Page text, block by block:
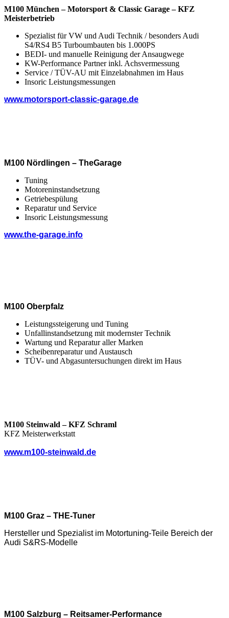
M100 München – Motorsport & Classic Garage – KFZ
Meisterbetrieb
Spezialist für VW und Audi Technik / besonders Audi
S4/RS4 B5 Turboumbauten bis 1.000PS
BEDI- und manuelle Reinigung der Ansaugwege
KW-Performance Partner inkl. Achsvermessung
Service / TÜV-AU mit Einzelabnahmen im Haus
Insoric Leistungsmessungen
www.motorsport-classic-garage.de
M100 Nördlingen – TheGarage
Tuning
Motoreninstandsetzung
Getriebespülung
Reparatur und Service
Insoric Leistungsmessung
www.the-garage.info
M100 Oberpfalz
Leistungssteigerung und Tuning
Unfallinstandsetzung mit modernster Technik
Wartung und Reparatur aller Marken
Scheibenreparatur und Austausch
TÜV- und Abgasuntersuchungen direkt im Haus
M100 Steinwald – KFZ Schraml
KFZ Meisterwerkstatt
www.m100-steinwald.de
M100 Graz – THE-Tuner
Hersteller und Spezialist im Motortuning-Teile Bereich der
Audi S&RS-Modelle
M100 Salzburg – Reitsamer-Performance